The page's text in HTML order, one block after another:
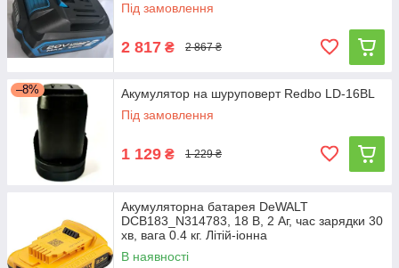
Під замовлення
2 817 ₴ 2 867 ₴
–8%
Акумулятор на шуруповерт Redbo LD-16BL
Під замовлення
1 129 ₴ 1 229 ₴
Акумуляторна батарея DeWALT
DCB183_N314783, 18 В, 2 Аг, час зарядки 30
хв, вага 0.4 кг. Літій-іонна
В наявності